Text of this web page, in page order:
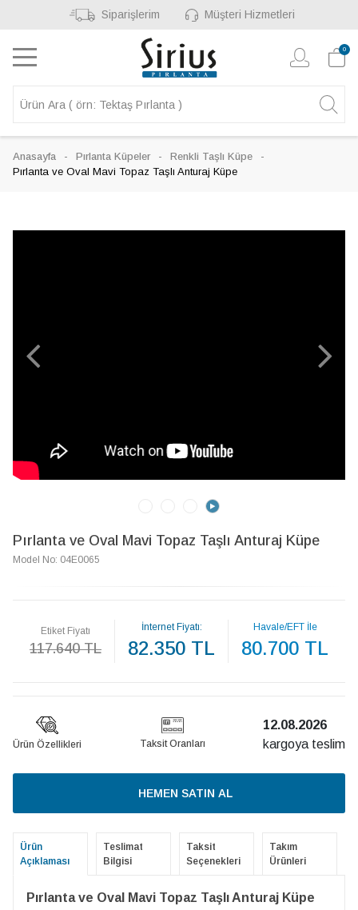
Siparişlerim Müşteri Hizmetleri
0
Anasayfa Pırlanta Küpeler
Renkli Taşlı Küpe
Pırlanta ve Oval Mavi Topaz Taşlı Anturaj Küpe
Pırlanta ve Oval Mavi Topaz Taşlı Anturaj Küpe
Model No: 04E0065
Etiket Fiyatı
117.640 TL
İnternet Fiyatı:
82.350 TL
Havale/EFT İle
80.700 TL
Ürün Özellikleri Taksit Oranları
12.08.2026
kargoya teslim
HEMEN SATIN AL
Ürün
Açıklaması
Teslimat
Bilgisi
Taksit
Seçenekleri
Takım
Ürünleri
Pırlanta ve Oval Mavi Topaz Taşlı Anturaj Küpe